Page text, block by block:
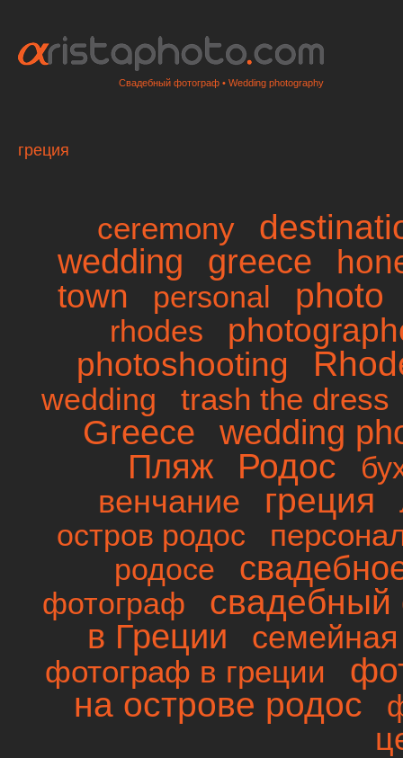
Свадебный фотограф • Wedding photography
греция
ceremony
wedding
greece
town
personal photo
rhodes
photoshooting
wedding trash the dress
Greece wedding
Пляж Родос
венчание греция
остров родос
родосе
фотограф свадебный
в Греции
фотограф в греции
на острове родос